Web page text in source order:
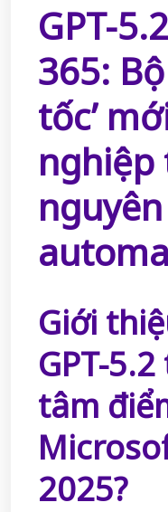
GPT-
365:
tốc’
nghiệp
Giới
GPT-
tâm
2025?